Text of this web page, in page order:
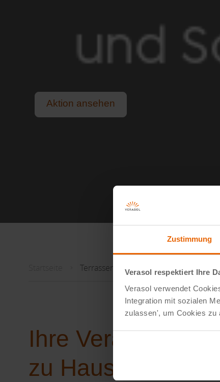
Zustimmung
Verasol respektiert Ihre
Verasol verwendet
Integration mit sozialen
zulassen', um Cookies zu
Aktion ansehen
Terrassenüberdachung
Ihre Verasol-
zu Hause